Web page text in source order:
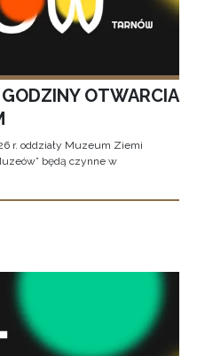
OTWARCIA
r. oddziały Muzeum Ziemi
będą czynne w